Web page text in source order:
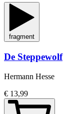
fragment
De Steppewolf
Hermann Hesse
€ 13,99